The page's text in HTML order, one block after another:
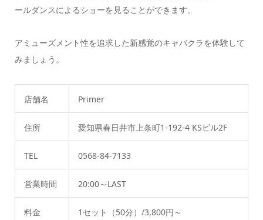
ールダンスによるショーを見ることができます。
アミューズメント性を追求した新感覚のキャバクラを体験して
みましょう。
店舗名 Primer
住所 愛知県春日井市上条町1-192-4 KSビル2F
TEL 0568-84-7133
営業時間 20:00～LAST
料金 1セット（50分）/3,800円～